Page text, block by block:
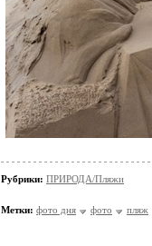
Рубрики: ПРИРОДА/Пляжи
Метки: фото дня фото пляж